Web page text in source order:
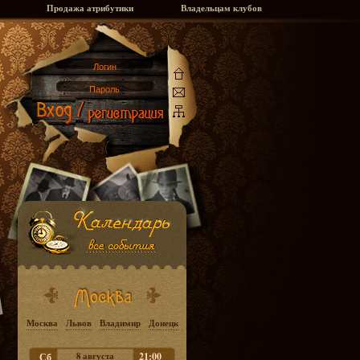
Продажа атрибутики Владельцам клубов
Москва Львов Владимир Донецк
Сб 8 августа
21:00